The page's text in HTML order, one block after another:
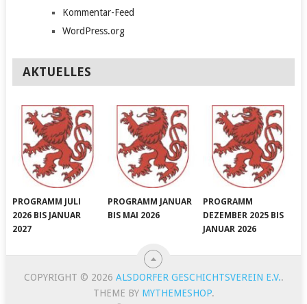
Kommentar-Feed
WordPress.org
AKTUELLES
PROGRAMM JULI
2026 BIS JANUAR
2027
PROGRAMM JANUAR
BIS MAI 2026
PROGRAMM
DEZEMBER 2025 BIS
JANUAR 2026
COPYRIGHT © 2026 ALSDORFER GESCHICHTSVEREIN E.V..
THEME BY MYTHEMESHOP.